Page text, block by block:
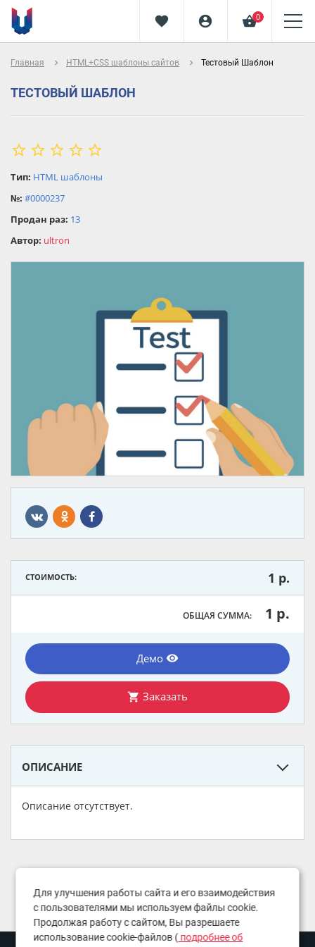
favorite account_circle shopping_basket0
Главная navigate_next HTML+CSS шаблоны сайтов navigate_next Тестовый Шаблон
ТЕСТОВЫЙ ШАБЛОН
star_border star_border star_border star_border star_border
star
star
star
Тип: HTML шаблоны
№: #0000237
Продан раз: 13
Автор: ultron
СТОИМОСТЬ: 1 р.
ОБЩАЯ СУММА: 1 р.
Демо remove_red_eye
shopping_cart Заказать
ОПИСАНИЕ
Описание отсутствует.
Для улучшения работы сайта и его взаимодействия
с пользователями мы используем файлы cookie.
Продолжая работу с сайтом, Вы разрешаете
использование cookie-файлов ( подробнее об